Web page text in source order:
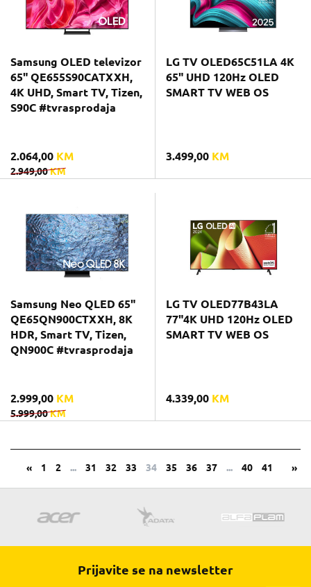
Samsung OLED televizor
65" QE655S90CATXXH,
4K UHD, Smart TV, Tizen,
S90C #tvrasprodaja
2.064,00 KM
2.949,00KM
LG TV OLED65C51LA 4K
65" UHD 120Hz OLED
SMART TV WEB OS
3.499,00 KM
Samsung Neo QLED 65"
QE65QN900CTXXH, 8K
HDR, Smart TV, Tizen,
QN900C #tvrasprodaja
2.999,00 KM
5.999,00KM
LG TV OLED77B43LA
77"4K UHD 120Hz OLED
SMART TV WEB OS
4.339,00 KM
« 1 2 ... 31 32 33 34 35 36 37 ... 40 41 »
Prijavite se na newsletter